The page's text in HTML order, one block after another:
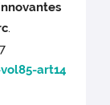
.
art14